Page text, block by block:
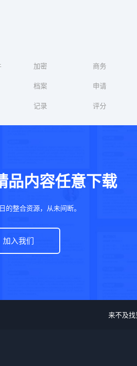
加密 商务
档案 申请
记录 评分
品内容任意下载
的整合资源，从未间断。
加入我们
来不及